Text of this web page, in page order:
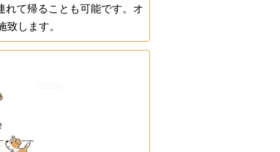
れて帰ることも可能です。オ
します。